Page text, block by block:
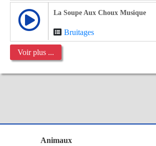
La Soupe Aux Choux Musique
Bruitages
Voir plus ...
Animaux